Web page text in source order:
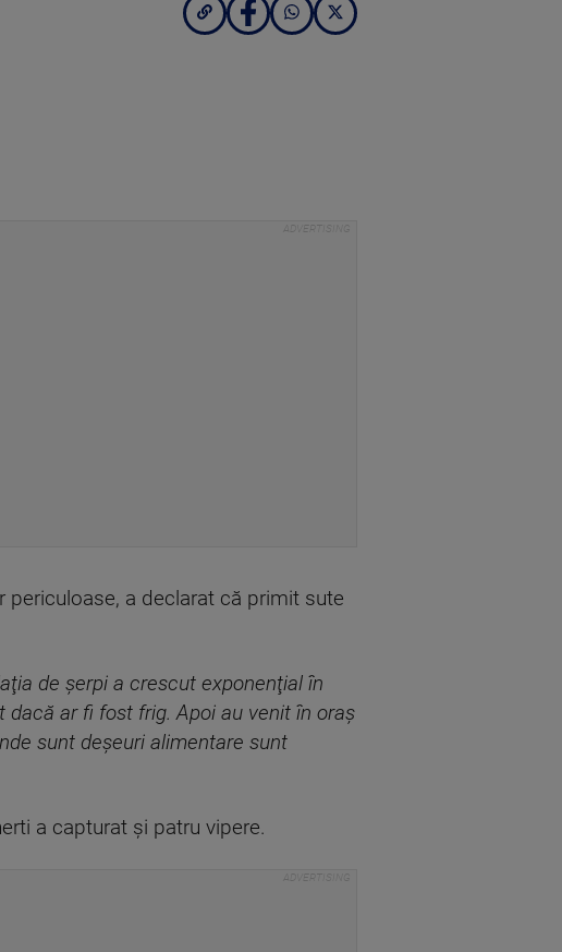
periculoase, a declarat că primit sute
de şerpi a crescut exponenţial în
ar fi fost frig. Apoi au venit în oraş
sunt deşeuri alimentare sunt
a capturat şi patru vipere.